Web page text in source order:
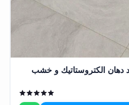
4 بانكيت حديد دهان الكتروستاتيك و خشب